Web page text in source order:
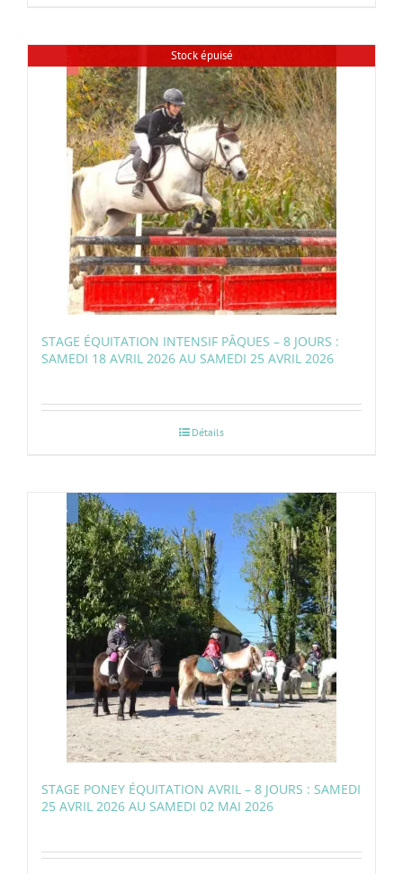
Stock épuisé
STAGE ÉQUITATION INTENSIF PÂQUES – 8 JOURS :
SAMEDI 18 AVRIL 2026 AU SAMEDI 25 AVRIL 2026
Détails
STAGE PONEY ÉQUITATION AVRIL – 8 JOURS : SAMEDI
25 AVRIL 2026 AU SAMEDI 02 MAI 2026